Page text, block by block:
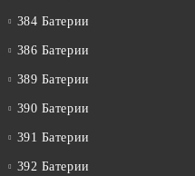
384 Батерии
386 Батерии
389 Батерии
390 Батерии
391 Батерии
392 Батерии